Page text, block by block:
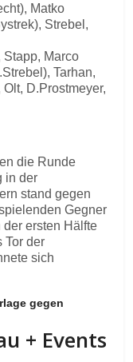
Matko
Strebel,
Stapp, Marco
Tarhan,
D.Prostmeyer,
die Runde
in der
stand gegen
Gegner
ersten Hälfte
Tor der
sich
gegen
+ Events